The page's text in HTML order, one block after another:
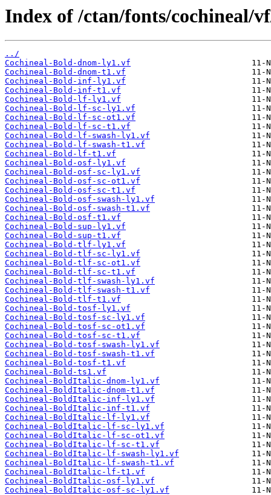
Index of /ctan/fonts/cochineal/
../
Cochineal-Bold-dnom-ly1.vf
Cochineal-Bold-dnom-t1.vf
Cochineal-Bold-inf-ly1.vf
Cochineal-Bold-inf-t1.vf
Cochineal-Bold-lf-ly1.vf
Cochineal-Bold-lf-sc-ly1.vf
Cochineal-Bold-lf-sc-ot1.vf
Cochineal-Bold-lf-sc-t1.vf
Cochineal-Bold-lf-swash-ly1.vf
Cochineal-Bold-lf-swash-t1.vf
Cochineal-Bold-lf-t1.vf
Cochineal-Bold-osf-ly1.vf
Cochineal-Bold-osf-sc-ly1.vf
Cochineal-Bold-osf-sc-ot1.vf
Cochineal-Bold-osf-sc-t1.vf
Cochineal-Bold-osf-swash-ly1.vf
Cochineal-Bold-osf-swash-t1.vf
Cochineal-Bold-osf-t1.vf
Cochineal-Bold-sup-ly1.vf
Cochineal-Bold-sup-t1.vf
Cochineal-Bold-tlf-ly1.vf
Cochineal-Bold-tlf-sc-ly1.vf
Cochineal-Bold-tlf-sc-ot1.vf
Cochineal-Bold-tlf-sc-t1.vf
Cochineal-Bold-tlf-swash-ly1.vf
Cochineal-Bold-tlf-swash-t1.vf
Cochineal-Bold-tlf-t1.vf
Cochineal-Bold-tosf-ly1.vf
Cochineal-Bold-tosf-sc-ly1.vf
Cochineal-Bold-tosf-sc-ot1.vf
Cochineal-Bold-tosf-sc-t1.vf
Cochineal-Bold-tosf-swash-ly1.vf
Cochineal-Bold-tosf-swash-t1.vf
Cochineal-Bold-tosf-t1.vf
Cochineal-Bold-ts1.vf
Cochineal-BoldItalic-dnom-ly1.vf
Cochineal-BoldItalic-dnom-t1.vf
Cochineal-BoldItalic-inf-ly1.vf
Cochineal-BoldItalic-inf-t1.vf
Cochineal-BoldItalic-lf-ly1.vf
Cochineal-BoldItalic-lf-sc-ly1.vf
Cochineal-BoldItalic-lf-sc-ot1.vf
Cochineal-BoldItalic-lf-sc-t1.vf
Cochineal-BoldItalic-lf-swash-ly1.vf
Cochineal-BoldItalic-lf-swash-t1.vf
Cochineal-BoldItalic-lf-t1.vf
Cochineal-BoldItalic-osf-ly1.vf
Cochineal-BoldItalic-osf-sc-ly1.vf